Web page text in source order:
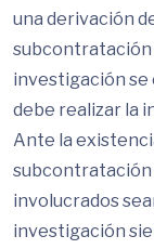
una derivación
subcontratación
investigación se
debe realizar la
Ante la
subcontratación
involucrados
investigación